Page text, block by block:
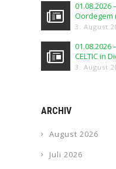
01.08.2026
Oordegem
3. August
01.08.2026
CELTIC in
3. August
ARCHIV
August 2026
Juli 2026